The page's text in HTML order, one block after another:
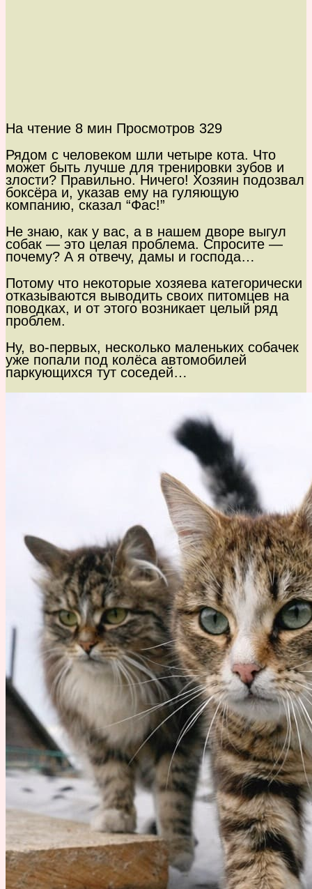
На чтение 8 мин Просмотров 329
Рядом с человеком шли четыре кота. Что
может быть лучше для тренировки зубов и
злости? Правильно. Ничего! Хозяин подозвал
боксёра и, указав ему на гуляющую
компанию, сказал “Фас!”
Не знаю, как у вас, а в нашем дворе выгул
собак — это целая проблема. Спросите —
почему? А я отвечу, дамы и господа…
Потому что некоторые хозяева категорически
отказываются выводить своих питомцев на
поводках, и от этого возникает целый ряд
проблем.
Ну, во-первых, несколько маленьких собачек
уже попали под колёса автомобилей
паркующихся тут соседей…